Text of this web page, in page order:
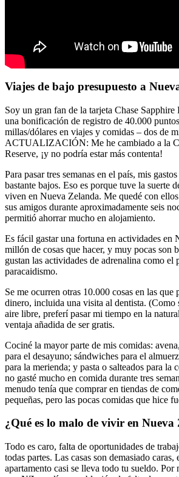
Viajes de bajo presupuesto a
Soy un gran fan de la tarjeta Chase Sapphire
una bonificación de registro de 40.000
millas/dólares en viajes y comidas – dos de
ACTUALIZACIÓN: Me he cambiado a la
Reserve, ¡y no podría estar más contenta!
Para pasar tres semanas en el país, mis
bastante bajos. Eso es porque tuve la suerte
viven en Nueva Zelanda. Me quedé con
sus amigos durante aproximadamente seis
permitió ahorrar mucho en alojamiento.
Es fácil gastar una fortuna en actividades en
millón de cosas que hacer, y muy pocas son
gustan las actividades de adrenalina como el
paracaidismo.
Se me ocurren otras 10.000 cosas en las que
dinero, incluida una visita al dentista. (Como
aire libre, preferí pasar mi tiempo en la
ventaja añadida de ser gratis.
Cociné la mayor parte de mis comidas:
para el desayuno; sándwiches para el
para la merienda; y pasta o salteados para la
no gasté mucho en comida durante tres
menudo tenía que comprar en tiendas de
pequeñas, pero las pocas comidas que hice
¿Qué es lo malo de vivir en Nueva
Todo es caro, falta de oportunidades de
todas partes. Las casas son demasiado
apartamento casi se lleva todo tu sueldo. Por